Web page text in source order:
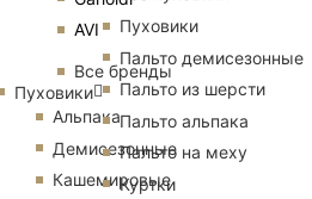
AVI
Все бренды
Альпака
Демисезонные
Кашемировые
Пуховики
Пуховики
Пальто демисезонные
Пальто из шерсти
Пальто альпака
Пальто на меху
Куртки